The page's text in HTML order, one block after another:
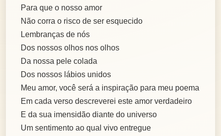
Para que o nosso amor
Não corra o risco de ser esquecido
Lembranças de nós
Dos nossos olhos nos olhos
Da nossa pele colada
Dos nossos lábios unidos
Meu amor, você será a inspiração para meu poema
Em cada verso descreverei este amor verdadeiro
E da sua imensidão diante do universo
Um sentimento ao qual vivo entregue